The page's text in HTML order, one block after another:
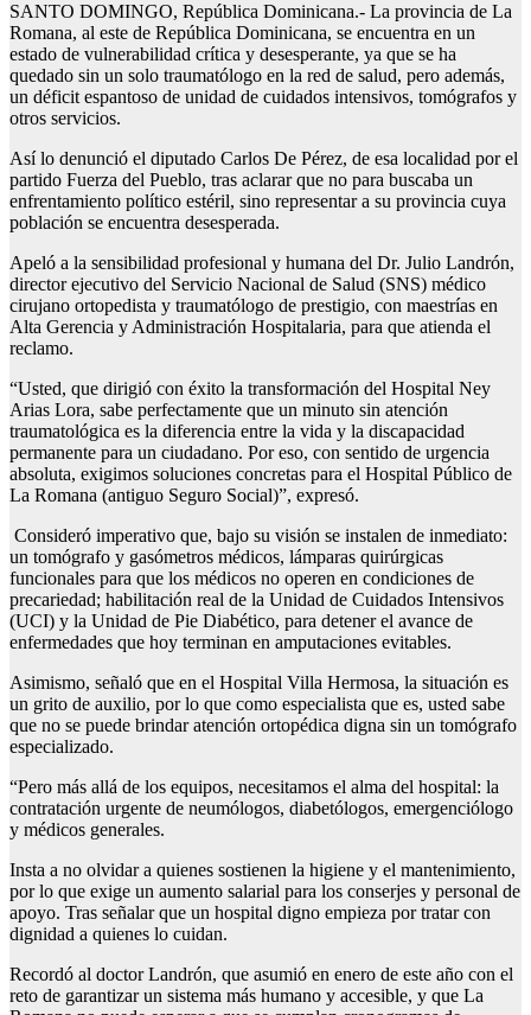
SANTO DOMINGO, República Dominicana.- La provincia de La
Romana, al este de República Dominicana, se encuentra en un
estado de vulnerabilidad crítica y desesperante, ya que se ha
quedado sin un solo traumatólogo en la red de salud, pero además,
un déficit espantoso de unidad de cuidados intensivos, tomógrafos y
otros servicios.
Así lo denunció el diputado Carlos De Pérez, de esa localidad por el
partido Fuerza del Pueblo, tras aclarar que no para buscaba un
enfrentamiento político estéril, sino representar a su provincia cuya
población se encuentra desesperada.
Apeló a la sensibilidad profesional y humana del Dr. Julio Landrón,
director ejecutivo del Servicio Nacional de Salud (SNS) médico
cirujano ortopedista y traumatólogo de prestigio, con maestrías en
Alta Gerencia y Administración Hospitalaria, para que atienda el
reclamo.
“Usted, que dirigió con éxito la transformación del Hospital Ney
Arias Lora, sabe perfectamente que un minuto sin atención
traumatológica es la diferencia entre la vida y la discapacidad
permanente para un ciudadano. Por eso, con sentido de urgencia
absoluta, exigimos soluciones concretas para el Hospital Público de
La Romana (antiguo Seguro Social)”, expresó.
Consideró imperativo que, bajo su visión se instalen de inmediato:
un tomógrafo y gasómetros médicos, lámparas quirúrgicas
funcionales para que los médicos no operen en condiciones de
precariedad; habilitación real de la Unidad de Cuidados Intensivos
(UCI) y la Unidad de Pie Diabético, para detener el avance de
enfermedades que hoy terminan en amputaciones evitables.
Asimismo, señaló que en el Hospital Villa Hermosa, la situación es
un grito de auxilio, por lo que como especialista que es, usted sabe
que no se puede brindar atención ortopédica digna sin un tomógrafo
especializado.
“Pero más allá de los equipos, necesitamos el alma del hospital: la
contratación urgente de neumólogos, diabetólogos, emergenciólogo
y médicos generales.
Insta a no olvidar a quienes sostienen la higiene y el mantenimiento,
por lo que exige un aumento salarial para los conserjes y personal de
apoyo. Tras señalar que un hospital digno empieza por tratar con
dignidad a quienes lo cuidan.
Recordó al doctor Landrón, que asumió en enero de este año con el
reto de garantizar un sistema más humano y accesible, y que La